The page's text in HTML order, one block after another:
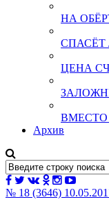
НА
СПАСЁТ
ЦЕНА
ВМЕСТО
Архив
№ 18 (3646)